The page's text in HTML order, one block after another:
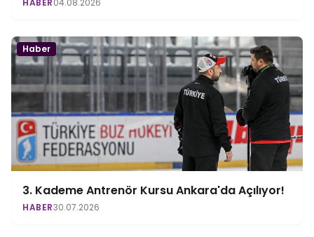
HABER04.08.2026
Haber
3. Kademe Antrenör Kursu Ankara'da Açılıyor!
HABER30.07.2026